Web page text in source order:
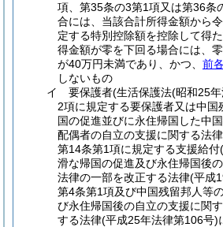
項、第35条の3第1項又は第36条
合には、当該合計所得金額から
定する特別控除額を控除して得
得金額が零を下回る場合には、
が40万円未満であり、かつ、 前
しないもの
イ
要保護者(生活保護法(昭和25
2項に規定する要保護者又は中
国の促進並びに永住帰国した中
配偶者の自立の支援に関する法律
第14条第1項に規定する支援給付
滑な帰国の促進及び永住帰国後
法律の一部を改正する法律(平成
第4条第1項及び中国残留邦人等
び永住帰国後の自立の支援に関
する法律(平成25年法律第106号)